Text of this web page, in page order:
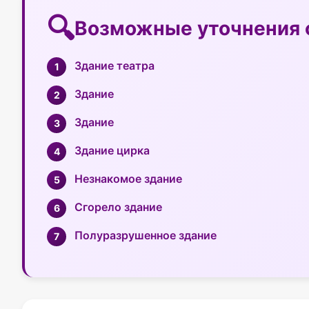
Возможные уточнения
Здание театра
Здание
Здание
Здание цирка
Незнакомое здание
Сгорело здание
Полуразрушенное здание